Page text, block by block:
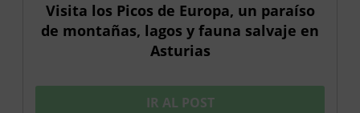
Visita los Picos de Europa, un paraíso
de montañas, lagos y fauna salvaje en
Asturias
IR AL POST